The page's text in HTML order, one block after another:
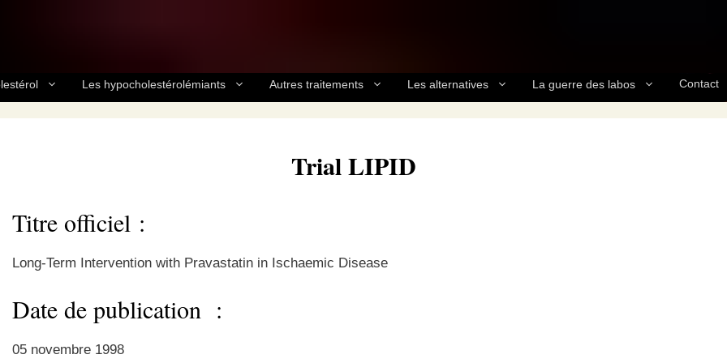
Les hypocholestérolémiants Autres traitements Les alternatives La guerre des labos Contact
Trial LIPID
Titre officiel :
Long-Term Intervention with Pravastatin in Ischaemic Disease
Date de publication :
05 novembre 1998